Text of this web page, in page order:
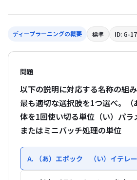
ディープラーニングの概要 標準 ID: G-
問題
以下の説明に対応する名称の組み
最も適切な選択肢を1つ選べ。
体を1回使い切る単位（い）パラ
またはミニバッチ処理の単位
A. （あ）エポック （い）イテレ